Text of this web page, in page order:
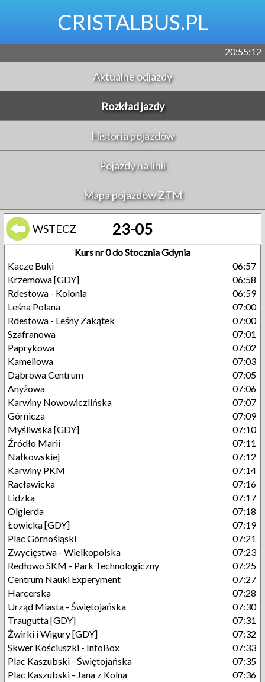
CRISTALBUS.PL
20:55:13
Aktualne odjazdy
Rozkład jazdy
Historia pojazdów
Pojazdy na linii
Mapa pojazdów ZTM
WSTECZ 23-05
Kurs nr 0 do Stocznia Gdynia
Kacze Buki
06:57
Krzemowa [GDY]
06:58
Rdestowa - Kolonia
06:59
Leśna Polana
07:00
Rdestowa - Leśny Zakątek
07:00
Szafranowa
07:01
Paprykowa
07:02
Kameliowa
07:03
Dąbrowa Centrum
07:05
Anyżowa
07:06
Karwiny Nowowiczlińska
07:07
Górnicza
07:09
Myśliwska [GDY]
07:10
Źródło Marii
07:11
Nałkowskiej
07:12
Karwiny PKM
07:14
Racławicka
07:16
Lidzka
07:17
Olgierda
07:18
Łowicka [GDY]
07:19
Plac Górnośląski
07:21
Zwycięstwa - Wielkopolska
07:23
Redłowo SKM - Park Technologiczny
07:25
Centrum Nauki Experyment
07:27
Harcerska
07:28
Urząd Miasta - Świętojańska
07:30
Traugutta [GDY]
07:31
Żwirki i Wigury [GDY]
07:32
Skwer Kościuszki - InfoBox
07:33
Plac Kaszubski - Świętojańska
07:35
Plac Kaszubski - Jana z Kolna
07:36